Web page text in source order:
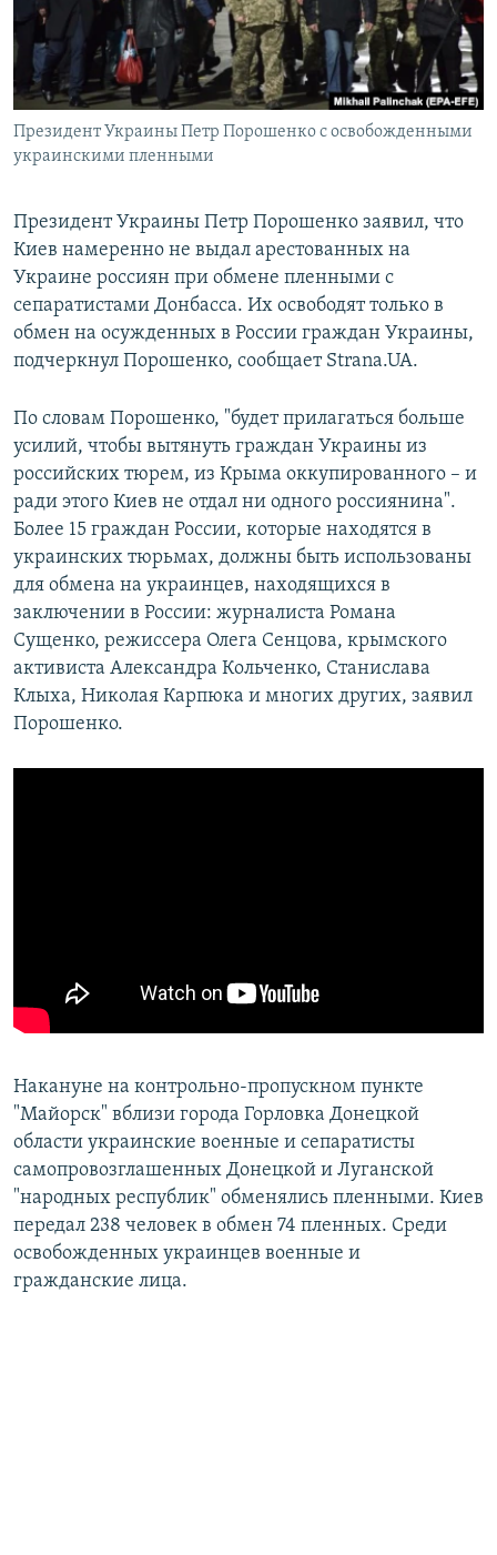
Հայերեն
English
Русский
Президент Украины Петр Порошенко с освобожденными
украинскими пленными
Президент Украины Петр Порошенко заявил, что
Киев намеренно не выдал арестованных на
Украине россиян при обмене пленными с
сепаратистами Донбасса. Их освободят только в
обмен на осужденных в России граждан Украины,
подчеркнул Порошенко, сообщает Strana.UA.
По словам Порошенко, "будет прилагаться больше
усилий, чтобы вытянуть граждан Украины из
российских тюрем, из Крыма оккупированного – и
ради этого Киев не отдал ни одного россиянина".
Более 15 граждан России, которые находятся в
украинских тюрьмах, должны быть использованы
для обмена на украинцев, находящихся в
заключении в России: журналиста Романа
Сущенко, режиссера Олега Сенцова, крымского
активиста Александра Кольченко, Станислава
Клыха, Николая Карпюка и многих других, заявил
Порошенко.
Накануне на контрольно-пропускном пункте
"Майорск" вблизи города Горловка Донецкой
области украинские военные и сепаратисты
самопровозглашенных Донецкой и Луганской
"народных республик" обменялись пленными. Киев
передал 238 человек в обмен 74 пленных. Среди
освобожденных украинцев военные и
гражданские лица.